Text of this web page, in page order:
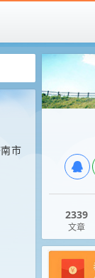
市
2339
文章